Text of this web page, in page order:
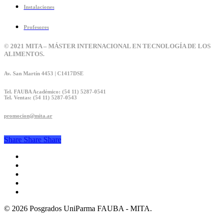
Instalaciones
Profesores
© 2021 MITA – MÁSTER INTERNACIONAL EN TECNOLOGÍA DE LOS
ALIMENTOS.
Av. San Martín 4453 | C1417DSE
Tel. FAUBA Académico: (54 11) 5287-0541
Tel. Ventas: (54 11) 5287-0543
promocion@mita.ar
Share
Share Share Share
© 2026 Posgrados UniParma FAUBA - MITA.